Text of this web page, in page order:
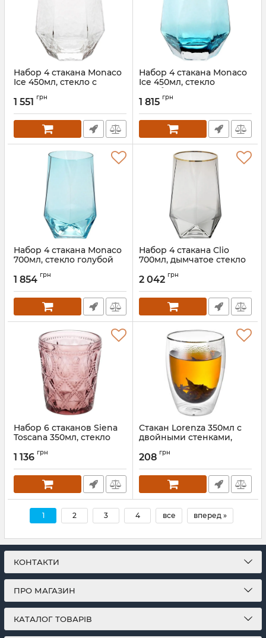
Набор 4 стакана Monaco
Ice 450мл, стекло с
Артикул:
1 551 грн
Набор 4 стакана Monaco
Ice 450мл, стекло
голубой лед с золотым
кантом
Артикул: BD-579-232
1 815 грн
Набор 4 стакана Monaco
700мл, стекло голубой
Артикул:
1 854 грн
Набор 4 стакана Clio
700мл, дымчатое стекло
Артикул: BD-579-222
2 042 грн
Набор 6 стаканов Siena
Toscana 350мл, стекло
Артикул:
1 136 грн
Стакан Lorenza 350мл с
двойными стенками,
Артикул:
208 грн
1 2 3 4 все вперед »
КОНТАКТИ
ПРО МАГАЗИН
КАТАЛОГ ТОВАРІВ